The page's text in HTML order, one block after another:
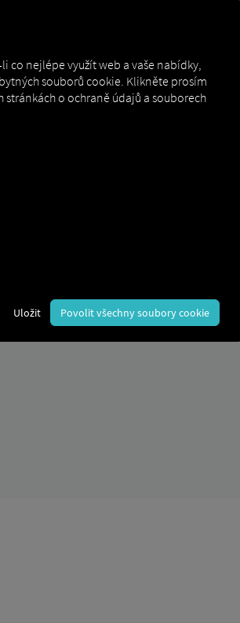
co nejlépe využít web a vaše nabídky,
souborů cookie. Klikněte prosím
stránkách o ochraně údajů a souborech
Uložit Povolit všechny soubory cookie